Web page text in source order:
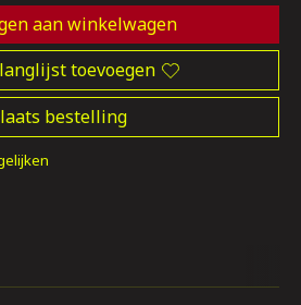
aan winkelwagen
toevoegen
bestelling